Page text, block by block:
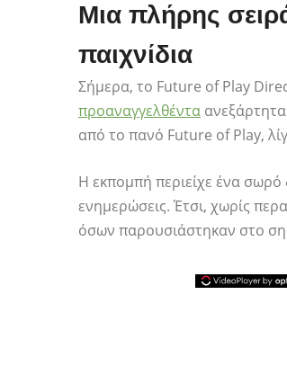
Μια πλήρης
παιχνίδια
Σήμερα, το Future of Play
προαναγγελθέντα
από το πανό Future of Play,
Η εκπομπή περιείχε ένα σωρό
ενημερώσεις. Έτσι, χωρίς
όσων παρουσιάστηκαν στο